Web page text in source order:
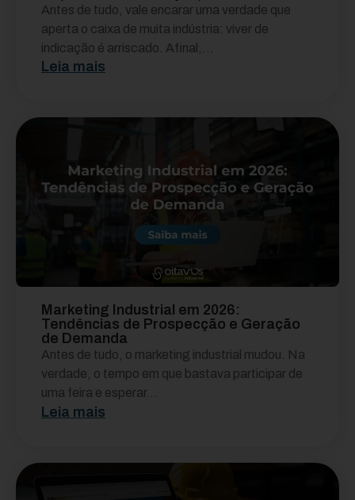
Antes de tudo, vale encarar uma verdade que
aperta o caixa de muita indústria: viver de
indicação é arriscado. Afinal,...
Leia mais
Marketing Industrial em 2026:
Tendências de Prospecção e Geração
de Demanda
Antes de tudo, o marketing industrial mudou. Na
verdade, o tempo em que bastava participar de
uma feira e esperar...
Leia mais